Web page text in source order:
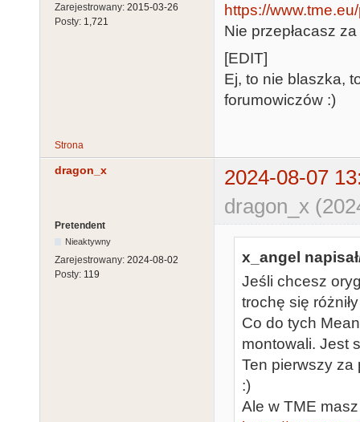
Zarejestrowany: 2015-03-26
Posty: 1,721
https://
Nie przepłacasz
[EDIT]
Ej, to nie blaszka,
forumowiczów :)
Strona
dragon_x
2024-08-07
dragon_x
Pretendent
Nieaktywny
Zarejestrowany: 2024-08-02
Posty: 119
x_angel
Jeśli chcesz
trochę się
Co do tych
montowali. Jest
Ten pierwszy za
:)
Ale w TME